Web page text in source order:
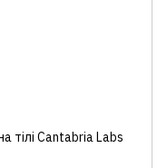
тілі Cantabria Labs